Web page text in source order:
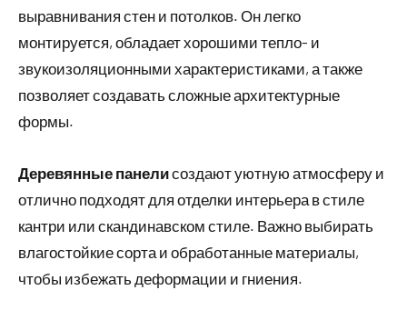
выравнивания стен и потолков. Он легко
монтируется, обладает хорошими тепло- и
звукоизоляционными характеристиками, а также
позволяет создавать сложные архитектурные
формы.
Деревянные панелисоздают уютную атмосферу и
отлично подходят для отделки интерьера в стиле
кантри или скандинавском стиле. Важно выбирать
влагостойкие сорта и обработанные материалы,
чтобы избежать деформации и гниения.